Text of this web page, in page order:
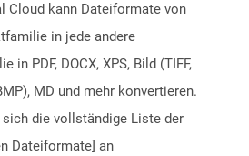
Cloud kann Dateiformate von
in jede andere
in PDF, DOCX, XPS, Bild (TIFF,
MD und mehr konvertieren.
sich die vollständige Liste der
Dateiformate] an